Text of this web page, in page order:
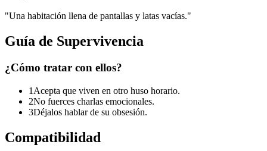
"Una habitación llena de pantallas y latas vacías."
Guía de Supervivencia
¿Cómo tratar con ellos?
1 Acepta que viven en otro huso horario.
2No fuerces charlas emocionales.
3Déjalos hablar de su obsesión.
Compatibilidad